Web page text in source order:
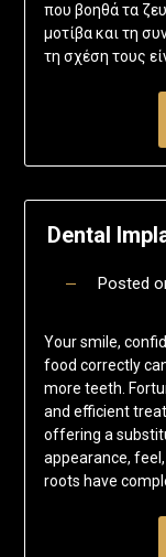
που βοηθά τα
μοτίβα και τη
τη σχέση τους
Dental
Posted
Your smile,
food correctly
more teeth.
and efficient
offering a
appearance,
roots have